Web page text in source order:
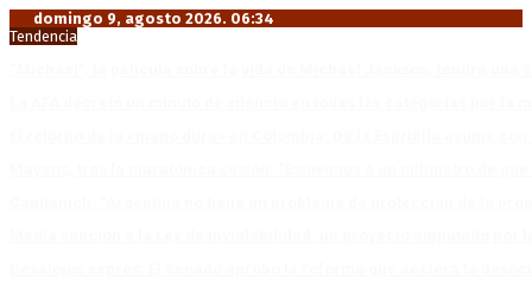
domingo 9, agosto 2026. 06:34
Tendencia